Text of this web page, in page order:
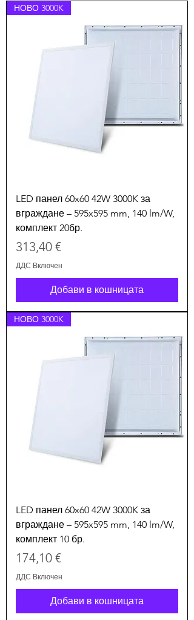
НОВО 3000K
LED панел 60x60 42W 3000K за
вграждане – 595x595 mm, 140 lm/W,
комплект 20бр.
Цена
313,40 €
ДДС Включен
Добави в кошницата
НОВО 3000K
LED панел 60x60 42W 3000K за
вграждане – 595x595 mm, 140 lm/W,
комплект 10 бр.
Цена
174,10 €
ДДС Включен
Добави в кошницата